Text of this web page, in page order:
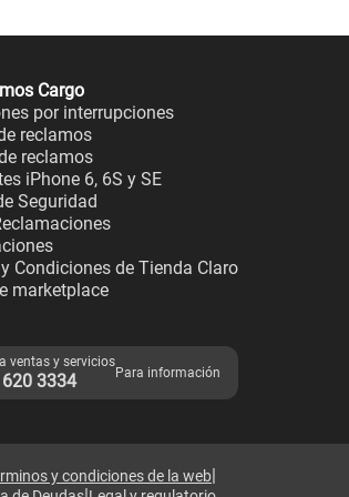
Cargo
por interrupciones
reclamos
reclamos
iPhone 6, 6S y SE
Seguridad
Condiciones de Tienda Claro
marketplace
ventas y servicios
3334 Para información
y condiciones de la web|